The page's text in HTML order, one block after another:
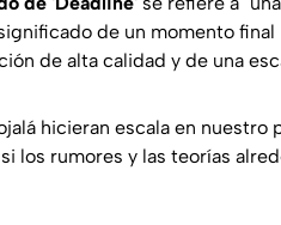
de un momento
de alta calidad y de una
hicieran escala en nuestro
los rumores y las teorías